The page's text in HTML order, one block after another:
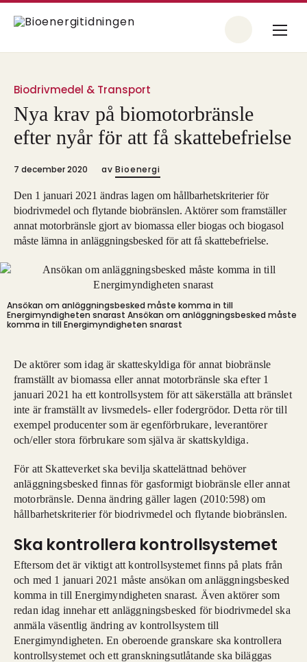
Biodrivmedel & Transport
Nya krav på biomotorbränsle
efter nyår för att få skattebefrielse
7 december 2020 av Bioenergi
Den 1 januari 2021 ändras lagen om hållbarhetskriterier för
biodrivmedel och flytande biobränslen. Aktörer som framställer
annat motorbränsle gjort av biomassa eller biogas och biogasol
måste lämna in anläggningsbesked för att få skattebefrielse.
Ansökan om anläggningsbesked måste komma in till
Energimyndigheten snarast Ansökan om anläggningsbesked måste
komma in till Energimyndigheten snarast
De aktörer som idag är skatteskyldiga för annat biobränsle
framställt av biomassa eller annat motorbränsle ska efter 1
januari 2021 ha ett kontrollsystem för att säkerställa att bränslet
inte är framställt av livsmedels- eller fodergrödor. Detta rör till
exempel producenter som är egenförbrukare, leverantörer
och/eller stora förbrukare som själva är skattskyldiga.
För att Skatteverket ska bevilja skattelättnad behöver
anläggningsbesked finnas för gasformigt biobränsle eller annat
motorbränsle. Denna ändring gäller lagen (2010:598) om
hållbarhetskriterier för biodrivmedel och flytande biobränslen.
Ska kontrollera kontrollsystemet
Eftersom det är viktigt att kontrollsystemet finns på plats från
och med 1 januari 2021 måste ansökan om anläggningsbesked
komma in till Energimyndigheten snarast. Även aktörer som
redan idag innehar ett anläggningsbesked för biodrivmedel ska
anmäla väsentlig ändring av kontrollsystem till
Energimyndigheten. En oberoende granskare ska kontrollera
kontrollsystemet och ett granskningsutlåtande ska biläggas